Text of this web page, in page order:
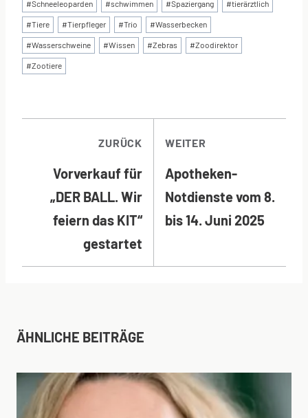
#Schneeleoparden #schwimmen #Spaziergang #tierärztlich
#Tiere #Tierpfleger #Trio #Wasserbecken
#Wasserschweine #Wissen #Zebras #Zoodirektor
#Zootiere
ZURÜCK
Vorverkauf für
„DER BALL. Wir
feiern das KIT“
gestartet
WEITER
Apotheken-
Notdienste vom 8.
bis 14. Juni 2025
ÄHNLICHE BEITRÄGE